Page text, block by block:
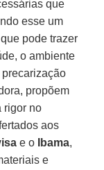
que
esse um
pode trazer
o ambiente
propõem
rigor no
aos
e o Ibama,
e